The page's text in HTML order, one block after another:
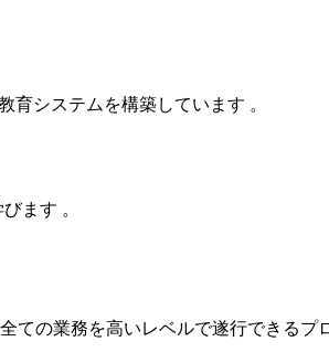
システムを構築しています 。
ます 。
の業務を高いレベルで遂行できるプ